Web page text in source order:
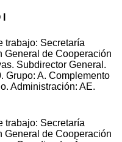
trabajo: Secretaría
General de Cooperación
Subdirector General.
Grupo: A. Complemento
Administración: AE.
trabajo: Secretaría
General de Cooperación